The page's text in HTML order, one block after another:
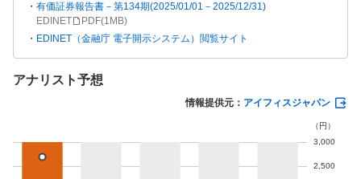
有価証券報告書－第134期(2025/01/01－2025/12/31)
EDINET
PDF(1MB)
EDINET（金融庁 電子開示システム）閲覧サイト
アナリスト予想
情報提供元： アイフィスジャパン